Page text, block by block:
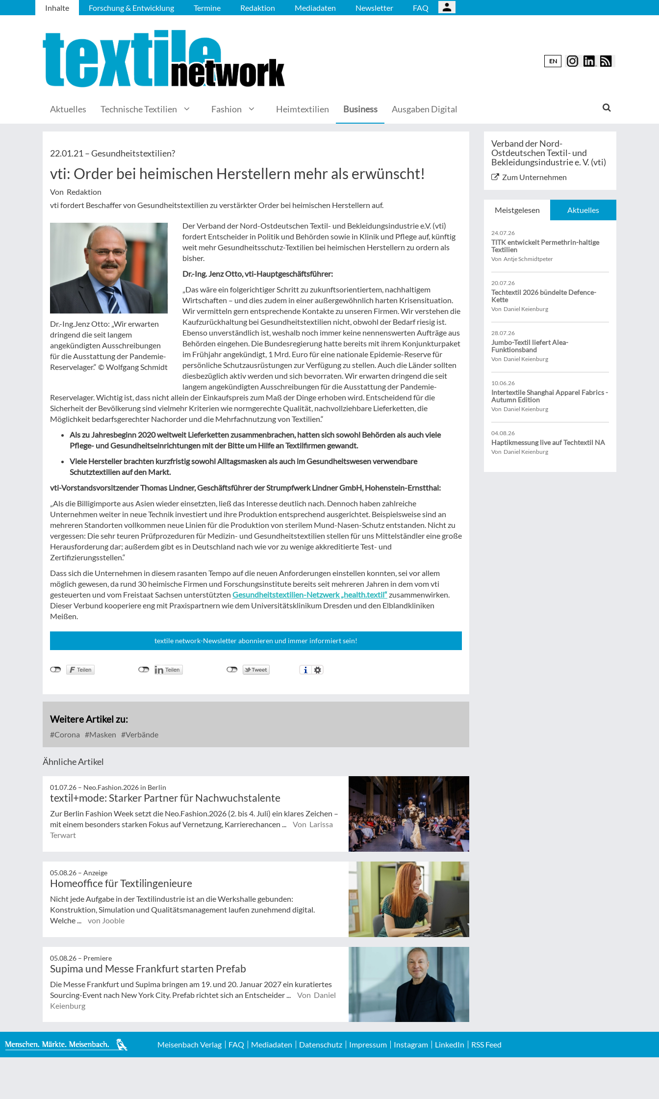
Inhalte Forschung & Entwicklung Termine Redaktion Mediadaten Newsletter FAQ
EN
Aktuelles Technische Textilien Fashion Heimtextilien Business Ausgaben Digital
22.01.21 –Gesundheitstextilien?
vti: Order bei heimischen Herstellern mehr als erwünscht!
Von Redaktion
vti fordert Beschaffer von Gesundheitstextilien zu verstärkter Order bei heimischen Herstellern auf.
Dr.-Ing.Jenz Otto: „Wir erwarten
dringend die seit langem
angekündigten Ausschreibungen
für die Ausstattung der Pandemie-
Reservelager.“ © Wolfgang Schmidt
Der Verband der Nord-Ostdeutschen Textil- und Bekleidungsindustrie e.V. (vti)
fordert Entscheider in Politik und Behörden sowie in Klinik und Pflege auf, künftig
weit mehr Gesundheitsschutz-Textilien bei heimischen Herstellern zu ordern als
bisher.
Dr.-Ing. Jenz Otto, vti-Hauptgeschäftsführer:
„Das wäre ein folgerichtiger Schritt zu zukunftsorientiertem, nachhaltigem
Wirtschaften – und dies zudem in einer außergewöhnlich harten Krisensituation.
Wir vermitteln gern entsprechende Kontakte zu unseren Firmen. Wir verstehen die
Kaufzurückhaltung bei Gesundheitstextilien nicht, obwohl der Bedarf riesig ist.
Ebenso unverständlich ist, weshalb noch immer keine nennenswerten Aufträge aus
Behörden eingehen. Die Bundesregierung hatte bereits mit ihrem Konjunkturpaket
im Frühjahr angekündigt, 1 Mrd. Euro für eine nationale Epidemie-Reserve für
persönliche Schutzausrüstungen zur Verfügung zu stellen. Auch die Länder sollten
diesbezüglich aktiv werden und sich bevorraten. Wir erwarten dringend die seit
langem angekündigten Ausschreibungen für die Ausstattung der Pandemie-
Reservelager. Wichtig ist, dass nicht allein der Einkaufspreis zum Maß der Dinge erhoben wird. Entscheidend für die
Sicherheit der Bevölkerung sind vielmehr Kriterien wie normgerechte Qualität, nachvollziehbare Lieferketten, die
Möglichkeit bedarfsgerechter Nachorder und die Mehrfachnutzung von Textilien.“
Als zu Jahresbeginn 2020 weltweit Lieferketten zusammenbrachen, hatten sich sowohl Behörden als auch viele
Pflege- und Gesundheitseinrichtungen mit der Bitte um Hilfe an Textilfirmen gewandt.
Viele Hersteller brachten kurzfristig sowohl Alltagsmasken als auch im Gesundheitswesen verwendbare
Schutztextilien auf den Markt.
vti-Vorstandsvorsitzender Thomas Lindner, Geschäftsführer der Strumpfwerk Lindner GmbH, Hohenstein-Ernstthal:
„Als die Billigimporte aus Asien wieder einsetzten, ließ das Interesse deutlich nach. Dennoch haben zahlreiche
Unternehmen weiter in neue Technik investiert und ihre Produktion entsprechend ausgerichtet. Beispielsweise sind an
mehreren Standorten vollkommen neue Linien für die Produktion von sterilem Mund-Nasen-Schutz entstanden. Nicht zu
vergessen: Die sehr teuren Prüfprozeduren für Medizin- und Gesundheitstextilien stellen für uns Mittelständler eine große
Herausforderung dar; außerdem gibt es in Deutschland nach wie vor zu wenige akkreditierte Test- und
Zertifizierungsstellen.“
Dass sich die Unternehmen in diesem rasanten Tempo auf die neuen Anforderungen einstellen konnten, sei vor allem
möglich gewesen, da rund 30 heimische Firmen und Forschungsinstitute bereits seit mehreren Jahren in dem vom vti
gesteuerten und vom Freistaat Sachsen unterstützten Gesundheitstextilien-Netzwerk „health.textil“zusammenwirken.
Dieser Verbund kooperiere eng mit Praxispartnern wie dem Universitätsklinikum Dresden und den Elblandkliniken
Meißen.
textile network-Newsletter abonnieren und immer informiert sein!
Weitere Artikel zu:
Corona Masken Verbände
Ähnliche Artikel
01.07.26 – Neo.Fashion.2026 in Berlin
textil+mode: Starker Partner für Nachwuchstalente
Zur Berlin Fashion Week setzt die Neo.Fashion.2026 (2. bis 4. Juli) ein klares Zeichen –
mit einem besonders starken Fokus auf Vernetzung, Karrierechancen ...
Von Larissa
Terwart
05.08.26 – Anzeige
Homeoffice für Textilingenieure
Nicht jede Aufgabe in der Textilindustrie ist an die Werkshalle gebunden:
Konstruktion, Simulation und Qualitätsmanagement laufen zunehmend digital.
Welche ...
von Jooble
05.08.26 – Premiere
Supima und Messe Frankfurt starten Prefab
Die Messe Frankfurt und Supima bringen am 19. und 20. Januar 2027 ein kuratiertes
Sourcing-Event nach New York City. Prefab richtet sich an Entscheider ...
Von Daniel
Keienburg
Verband der Nord-
Ostdeutschen Textil- und
Bekleidungsindustrie e. V. (vti)
Zum Unternehmen
Meistgelesen Aktuelles
24.07.26
TITK entwickelt Permethrin-haltige
Textilien
Von Antje Schmidtpeter
20.07.26
Techtextil 2026 bündelte Defence-
Kette
Von Daniel Keienburg
28.07.26
Jumbo-Textil liefert Alea-
Funktionsband
Von Daniel Keienburg
10.06.26
Intertextile Shanghai Apparel Fabrics -
Autumn Edition
Von Daniel Keienburg
04.08.26
Haptikmessung live auf Techtextil NA
Von Daniel Keienburg
Meisenbach Verlag FAQ Mediadaten Datenschutz Impressum Instagram LinkedIn RSS Feed